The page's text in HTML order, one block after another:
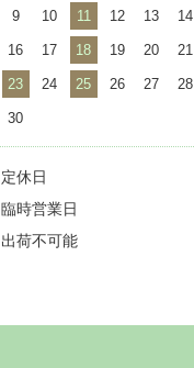
9 10 11 12 13 14
16 17 18 19 20 21
23 24 25 26 27 28
30
定休日
臨時営業日
出荷不可能